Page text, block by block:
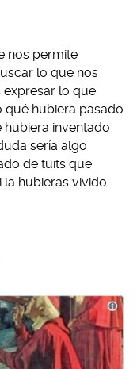
nos permite
lo que nos
expresar lo que
qué hubiera pasado
hubiera inventado
sería algo
de tuits que
hubieras vivido